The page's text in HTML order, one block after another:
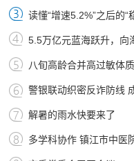
读懂“增速5.2%”之后的“
5.5万亿元蓝海跃升，向
八旬高龄合并高过敏体
警银联动织密反诈防线
解暑的雨水快要来了
多学科协作 镇江市中医